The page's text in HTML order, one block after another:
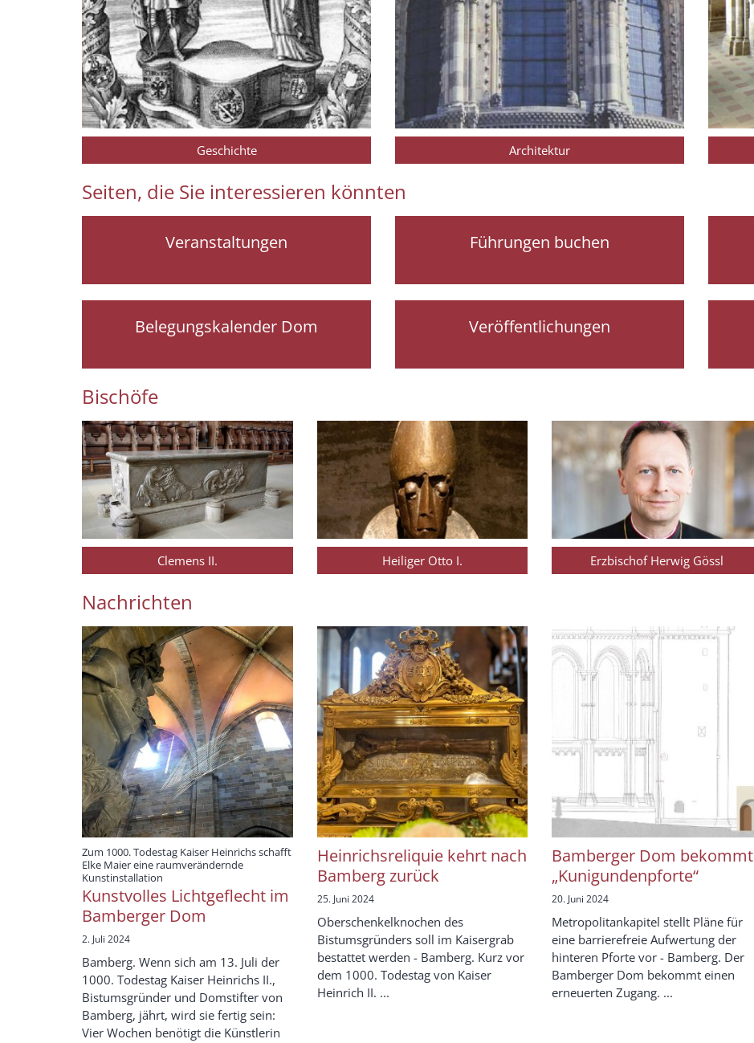
Geschichte Architektur
Seiten, die Sie interessieren könnten
Veranstaltungen Führungen buchen
Belegungskalender Dom Veröffentlichungen
Bischöfe
Clemens II. Heiliger Otto I. Erzbischof Herwig Gössl
Nachrichten
Zum 1000. Todestag Kaiser Heinrichs schafft
Elke Maier eine raumverändernde
Kunstinstallation
Kunstvolles Lichtgeflecht im
Bamberger Dom
2. Juli 2024
Bamberg. Wenn sich am 13. Juli der
1000. Todestag Kaiser Heinrichs II.,
Bistumsgründer und Domstifter von
Bamberg, jährt, wird sie fertig sein:
Vier Wochen benötigt die Künstlerin
Heinrichsreliquie kehrt nach
Bamberg zurück
25. Juni 2024
Oberschenkelknochen des
Bistumsgründers soll im Kaisergrab
bestattet werden - Bamberg. Kurz vor
dem 1000. Todestag von Kaiser
Heinrich II. ...
Bamberger Dom bekommt
„Kunigundenpforte“
20. Juni 2024
Metropolitankapitel stellt Pläne für
eine barrierefreie Aufwertung der
hinteren Pforte vor - Bamberg. Der
Bamberger Dom bekommt einen
erneuerten Zugang. ...